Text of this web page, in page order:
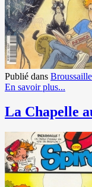
Publié dans
En savoir plus...
La Chapelle